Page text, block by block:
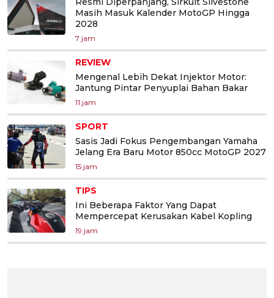
Masih Masuk Kalender MotoGP Hingga
2028
7 jam
REVIEW
Mengenal Lebih Dekat Injektor Motor:
Jantung Pintar Penyuplai Bahan Bakar
11 jam
SPORT
Sasis Jadi Fokus Pengembangan Yamaha
Jelang Era Baru Motor 850cc MotoGP 2027
15 jam
TIPS
Ini Beberapa Faktor Yang Dapat
Mempercepat Kerusakan Kabel Kopling
19 jam